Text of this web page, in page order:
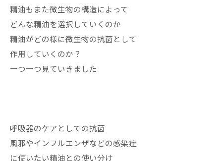
精油もまた微生物の構造によって
どんな精油を選択していくのか
精油がどの様に微生物の抗菌として
作用していくのか？
一つ一つ見ていきました
呼吸器のケアとしての抗菌
風邪やインフルエンザなどの感染症
に使いたい精油との使い分け